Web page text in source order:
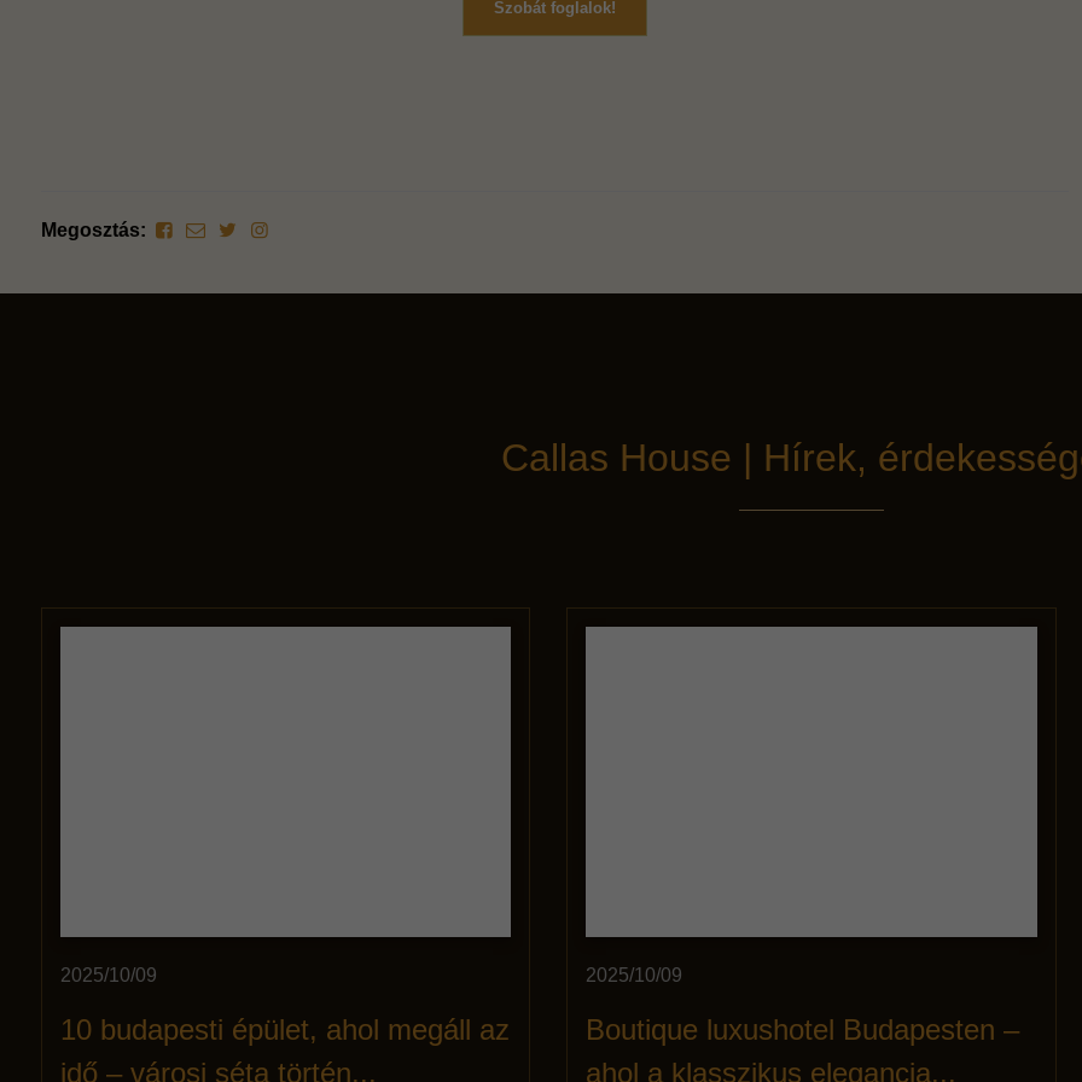
Szobát foglalok!
Megosztás:
Callas House | Hírek,
2025/10/09
10 budapesti épület, ahol megáll az
idő – városi séta történ...
2025/10/09
Boutique luxushotel Budapesten –
ahol a klasszikus elegancia...